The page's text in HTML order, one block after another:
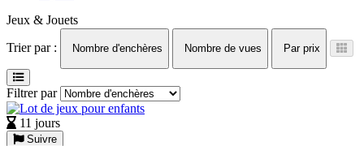
Jeux & Jouets
Trier par :
Nombre d'enchères Nombre de vues Par prix
Filtrer par
11 jours
Suivre